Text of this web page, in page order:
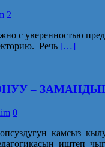
2
с уверенностью
Речь […]
–
0
камсыз
иштеп